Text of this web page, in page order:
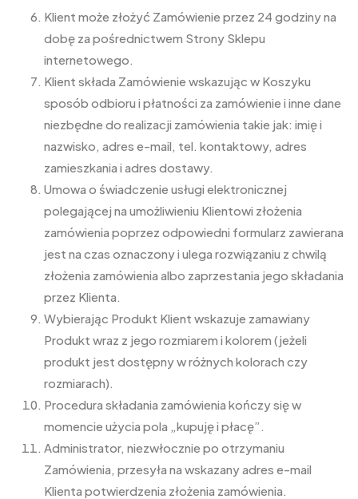
Klient może złożyć Zamówienie przez 24 godziny na
dobę za pośrednictwem Strony Sklepu
internetowego.
Klient składa Zamówienie wskazując w Koszyku
sposób odbioru i płatności za zamówienie i inne dane
niezbędne do realizacji zamówienia takie jak: imię i
nazwisko, adres e-mail, tel. kontaktowy, adres
zamieszkania i adres dostawy.
Umowa o świadczenie usługi elektronicznej
polegającej na umożliwieniu Klientowi złożenia
zamówienia poprzez odpowiedni formularz zawierana
jest na czas oznaczony i ulega rozwiązaniu z chwilą
złożenia zamówienia albo zaprzestania jego składania
przez Klienta.
Wybierając Produkt Klient wskazuje zamawiany
Produkt wraz z jego rozmiarem i kolorem (jeżeli
produkt jest dostępny w różnych kolorach czy
rozmiarach).
Procedura składania zamówienia kończy się w
momencie użycia pola „kupuję i płacę”.
Administrator, niezwłocznie po otrzymaniu
Zamówienia, przesyła na wskazany adres e-mail
Klienta potwierdzenia złożenia zamówienia.